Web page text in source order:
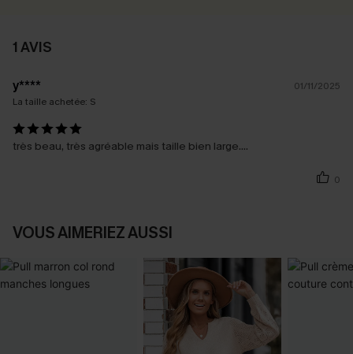
1 AVIS
y****
01/11/2025
La taille achetée: S
très beau, très agréable mais taille bien large....
0
VOUS AIMERIEZ AUSSI